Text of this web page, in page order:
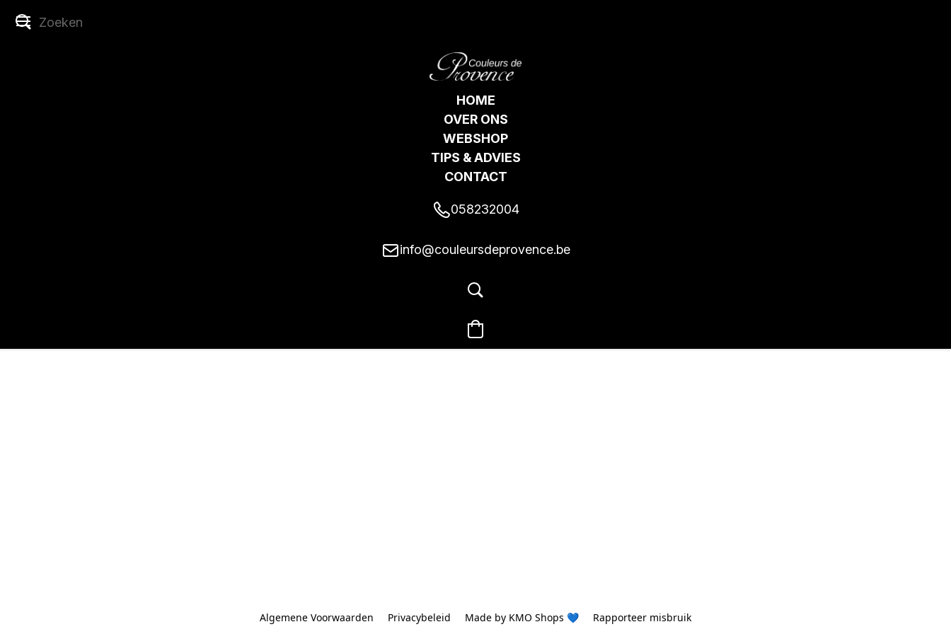
HOME
OVER ONS
WEBSHOP
TIPS & ADVIES
CONTACT
058232004
info@couleursdeprovence.be
Algemene Voorwaarden Privacybeleid Made by KMO Shops 💙 Rapporteer misbruik